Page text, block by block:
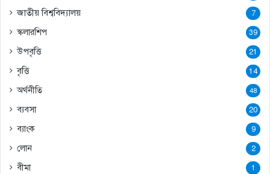
জাতীয় বিশ্ববিদ্যালয় 7
স্কলারশিপ 39
উপবৃত্তি 21
বৃত্তি 14
অর্থনীতি 48
ব্যবসা 20
ব্যাংক 9
লোন 2
বীমা 1